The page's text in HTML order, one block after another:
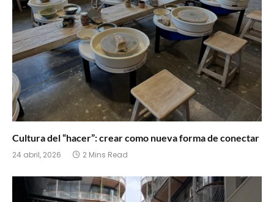
Cultura del “hacer”: crear como nueva forma de conectar
24 abril, 2026 2 Mins Read